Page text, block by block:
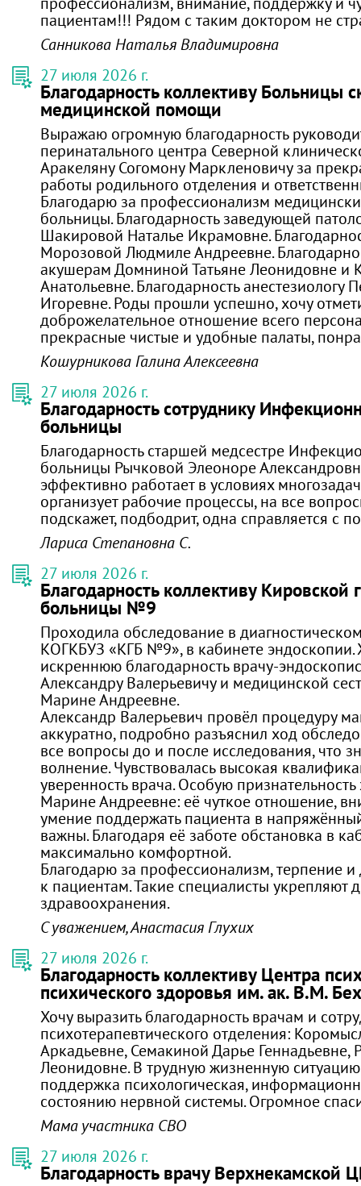
пациентам!!! Рядом с таким доктором не
Санникова Наталья Владимировна
27 июля 2026 г.
Благодарность коллективу Больницы
медицинской помощи
Выражаю огромную благодарность
перинатального центра Северной
Аракеляну Согомону Маркленовичу за
работы родильного отделения и
Благодарю за профессионализм
больницы. Благодарность заведующей
Шакировой Наталье Икрамовне.
Морозовой Людмиле Андреевне.
акушерам Домниной Татьяне Леонидовне и
Анатольевне. Благодарность анестезиологу
Игоревне. Роды прошли успешно, хочу
доброжелательное отношение всего
прекрасные чистые и удобные палаты,
Кошурникова Галина Алексеевна
27 июля 2026 г.
Благодарность сотруднику
больницы
Благодарность старшей медсестре
больницы Рычковой Элеоноре
эффективно работает в условиях
организует рабочие процессы, на все
подскажет, подбодрит, одна справляется с
Лариса Степановна С.
27 июля 2026 г.
Благодарность коллективу Кировской
больницы №9
Проходила обследование в
КОГКБУЗ «КГБ №9», в кабинете эндоскопии.
искреннюю благодарность врачу-
Александру Валерьевичу и медицинской
Марине Андреевне.
Александр Валерьевич провёл процедуру
аккуратно, подробно разъяснил ход
все вопросы до и после исследования, что
волнение. Чувствовалась высокая
уверенность врача. Особую признательность
Марине Андреевне: её чуткое отношение,
умение поддержать пациента в
важны. Благодаря её заботе обстановка в
максимально комфортной.
Благодарю за профессионализм, терпение
к пациентам. Такие специалисты укрепляют
здравоохранения.
С уважением, Анастасия Глухих
27 июля 2026 г.
Благодарность коллективу Центра
психического здоровья им. ак. В.М.
Хочу выразить благодарность врачам и
психотерапевтического отделения:
Аркадьевне, Семакиной Дарье Геннадьевне,
Леонидовне. В трудную жизненную
поддержка психологическая,
состоянию нервной системы. Огромное
Мама участника СВО
27 июля 2026 г.
Благодарность врачу Верхнекамской